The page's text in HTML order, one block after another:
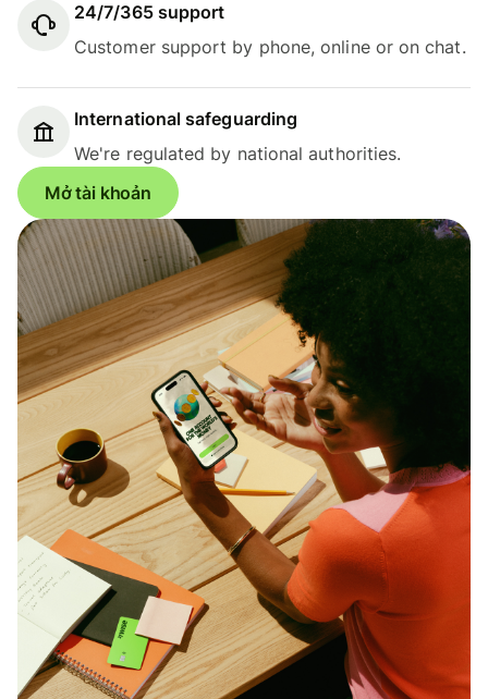
24/7/365 support
Customer support by phone, online or on chat.
International safeguarding
We're regulated by national authorities.
Mở tài khoản